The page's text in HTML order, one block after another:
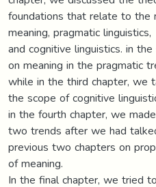
foundations that relate to
meaning, pragmatic linguistics,
and cognitive linguistics. in
on meaning in the pragmatic
while in the third chapter, we
the scope of cognitive
in the fourth chapter, we
two trends after we had
previous two chapters on
of meaning.
In the final chapter, we tried